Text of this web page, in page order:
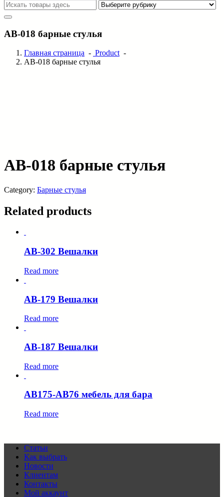
AB-018 барные стулья
Главная страница - Product-
AB-018 барные стулья
AB-018 барные стулья
Category: Барные стулья
Related products
AB-302 Вешалки
Read more
AB-179 Вешалки
Read more
AB-187 Вешалки
Read more
AB175-AB76 мебель для бара
Read more
Статьи
Как выбрать
Новости
Клиентам
Контакты
Мой аккаунт